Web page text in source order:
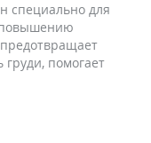
специально для
повышению
помогает